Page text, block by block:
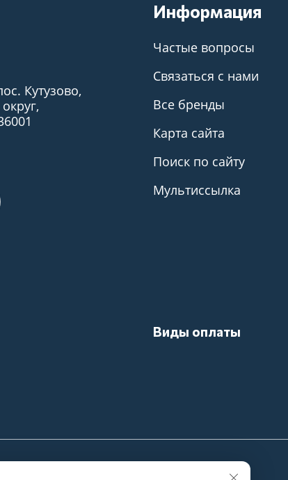
Кутузово,
Информация
Частые вопросы
Связаться с нами
Все бренды
Карта сайта
Поиск по сайту
Мультиссылка
Виды оплаты